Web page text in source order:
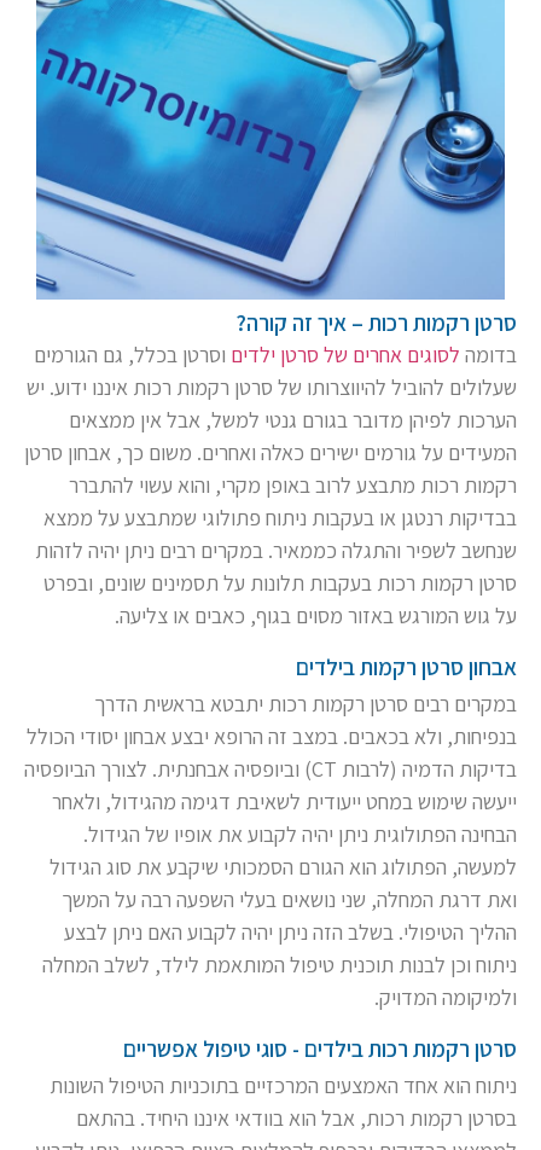
סרטן רקמות רכות – איך זה קורה?
בדומה לסוגים אחרים של סרטן ילדים וסרטן בכלל, גם הגורמים
שעלולים להוביל להיווצרותו של סרטן רקמות רכות איננו ידוע. יש
הערכות לפיהן מדובר בגורם גנטי למשל, אבל אין ממצאים
המעידים על גורמים ישירים כאלה ואחרים. משום כך, אבחון סרטן
רקמות רכות מתבצע לרוב באופן מקרי, והוא עשוי להתברר
בבדיקות רנטגן או בעקבות ניתוח פתולוגי שמתבצע על ממצא
שנחשב לשפיר והתגלה כממאיר. במקרים רבים ניתן יהיה לזהות
סרטן רקמות רכות בעקבות תלונות על תסמינים שונים, ובפרט
על גוש המורגש באזור מסוים בגוף, כאבים או צליעה.
אבחון סרטן רקמות בילדים
במקרים רבים סרטן רקמות רכות יתבטא בראשית הדרך
בנפיחות, ולא בכאבים. במצב זה הרופא יבצע אבחון יסודי הכולל
בדיקות הדמיה (לרבות CT) וביופסיה אבחנתית. לצורך הביופסיה
ייעשה שימוש במחט ייעודית לשאיבת דגימה מהגידול, ולאחר
הבחינה הפתולוגית ניתן יהיה לקבוע את אופיו של הגידול.
למעשה, הפתולוג הוא הגורם הסמכותי שיקבע את סוג הגידול
ואת דרגת המחלה, שני נושאים בעלי השפעה רבה על המשך
ההליך הטיפולי. בשלב הזה ניתן יהיה לקבוע האם ניתן לבצע
ניתוח וכן לבנות תוכנית טיפול המותאמת לילד, לשלב המחלה
ולמיקומה המדויק.
סרטן רקמות רכות בילדים - סוגי טיפול אפשריים
ניתוח הוא אחד האמצעים המרכזיים בתוכניות הטיפול השונות
בסרטן רקמות רכות, אבל הוא בוודאי איננו היחיד. בהתאם